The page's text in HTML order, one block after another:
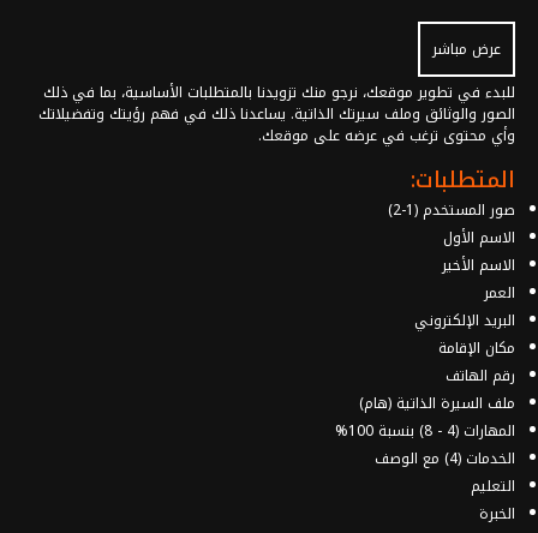
عرض مباشر
للبدء في تطوير موقعك، نرجو منك تزويدنا بالمتطلبات الأساسية، بما في ذلك
الصور والوثائق وملف سيرتك الذاتية. يساعدنا ذلك في فهم رؤيتك وتفضيلاتك
وأي محتوى ترغب في عرضه على موقعك.
المتطلبات:
صور المستخدم (1-2)
الاسم الأول
الاسم الأخير
العمر
البريد الإلكتروني
مكان الإقامة
رقم الهاتف
ملف السيرة الذاتية (هام)
المهارات (4 - 8) بنسبة 100%
الخدمات (4) مع الوصف
التعليم
الخبرة